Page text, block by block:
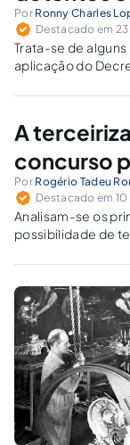
Por Ronny Charles
Destacado em 23
Trata-se de
aplicação do
dificuldades.
A
concurso
Por Rogério Tadeu
Destacado em 10
Analisam-se os
possibilidade de
concurso público
depois da edição